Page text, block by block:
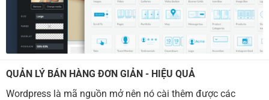
QUẢN LÝ BÁN HÀNG ĐƠN GIẢN - HIỆU QUẢ
Wordpress là mã nguồn mở nên nó cài thêm được các